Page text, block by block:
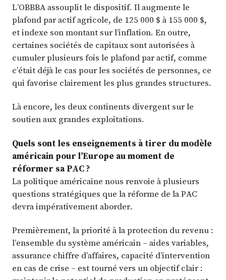
L’OBBBA assouplit le dispositif. Il augmente le
plafond par actif agricole, de 125 000 $ à 155 000 $,
et indexe son montant sur l’inflation. En outre,
certaines sociétés de capitaux sont autorisées à
cumuler plusieurs fois le plafond par actif, comme
c’était déjà le cas pour les sociétés de personnes, ce
qui favorise clairement les plus grandes structures.
Là encore, les deux continents divergent sur le
soutien aux grandes exploitations.
Quels sont les enseignements à tirer du modèle
américain pour l’Europe au moment de
réformer sa PAC ?
La politique américaine nous renvoie à plusieurs
questions stratégiques que la réforme de la PAC
devra impérativement aborder.
Premièrement, la priorité à la protection du revenu :
l’ensemble du système américain – aides variables,
assurance chiffre d’affaires, capacité d’intervention
en cas de crise – est tourné vers un objectif clair :